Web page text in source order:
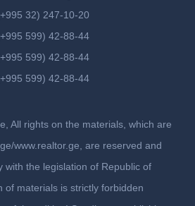
32) 247-10-20
599) 42-88-44
599) 42-88-44
599) 42-88-44
All rights on the materials, which are
www.realtor.ge, are reserved and
with the legislation of Republic of
of materials is strictly forbidden